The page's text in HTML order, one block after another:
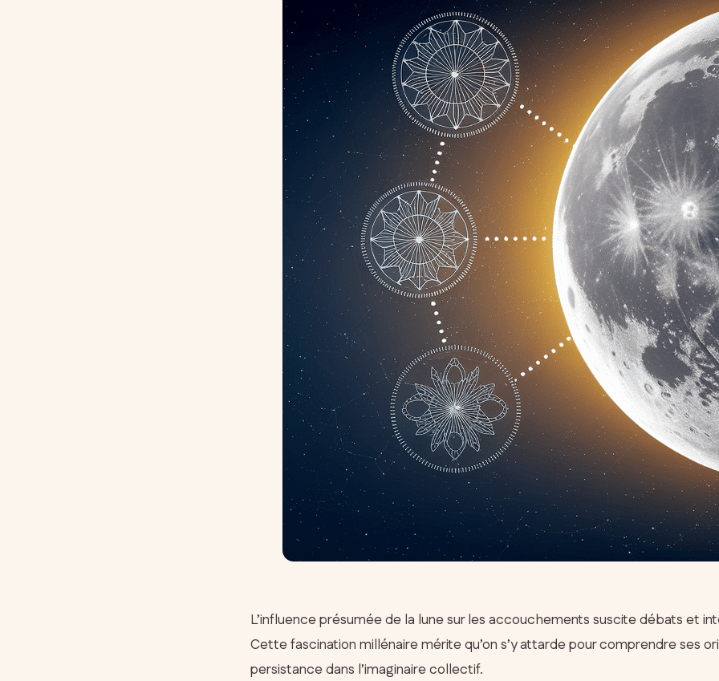
L’influence présumée de la lune sur les accouchements suscite débats et
Cette fascination millénaire mérite qu’on s’y attarde pour comprendre ses
persistance dans l’imaginaire collectif.